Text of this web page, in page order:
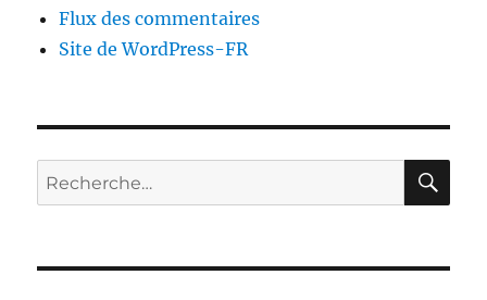
Flux des commentaires
Site de WordPress-FR
Recherche
pour :